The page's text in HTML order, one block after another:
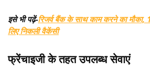
इसे भी पढ़ें-रिजर्व बैंक के साथ काम करने का मौका,
लिए निकली वैकेंसी
फ्रेंचाइजी के तहत उपलब्ध सेवाएं